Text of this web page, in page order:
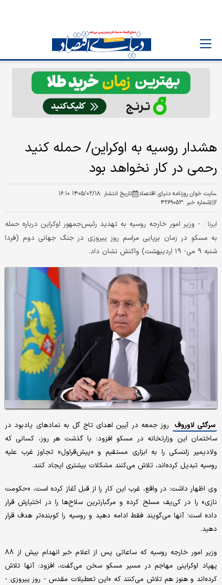
هشدار روسیه به اوکراین/ حمله کنید
رحمی در کار نخواهد بود
سایت خوان روزنامه دنیای اقتصاد تاریخ انتشار :۱۴۰۵/۰۲/۱۸ ۱۶:۱۰
شماره خبر :۴۲۶۹۰۵۳
ایرنا : - وزیر امور خارجه روسیه به تهدید رئیس‌جمهور اوکراین درباره حمله
به مسکو در زمان برپایی مراسم روز پیروزی در جنگ جهانی دوم (فردا
شنبه ۹ می- ۱۹ اردیبهشت) واکنش نشان داد.
سرگئی لاوروف روز جمعه در آیین اهدای تاج گل به نمادهای یادبود در
ساختمان این وزارتخانه در مسکو افزود: با گذشت هر روز، کسانی که
ولادیمیر زلنسکی را به ابزاری مستقیم و «پیش‌قراول» تجاوز غرب علیه
روسیه تبدیل کرده‌اند، تلاش می‌کنند مشکلات بیشتری ایجاد کنند.
وی اظهار داشت: در واقع، غرب این کار را از قبل آغاز کرده است، «حکومت
نازی» را در کی‌یف مسلح کرده و مرگبارترین سلاح‌ها را در اختیارش قرار
داده است؛ آنها می‌گویند فقط ادامه دهید و روسیه را کوبنده‌تر هدف قرار
دهید.
وزیر امور خارجه روسیه که ساعاتی پس از اعلام خبر انهدام بیش از ۸۸
پهپاد اوکراینی مهاجم در مسیر مسکو سخن می‌گفت، افزود: آنها تلاش
کرده‌اند و هنوز هم تلاش می‌کنند که «این تعطیلات مقدس - روز پیروزی -